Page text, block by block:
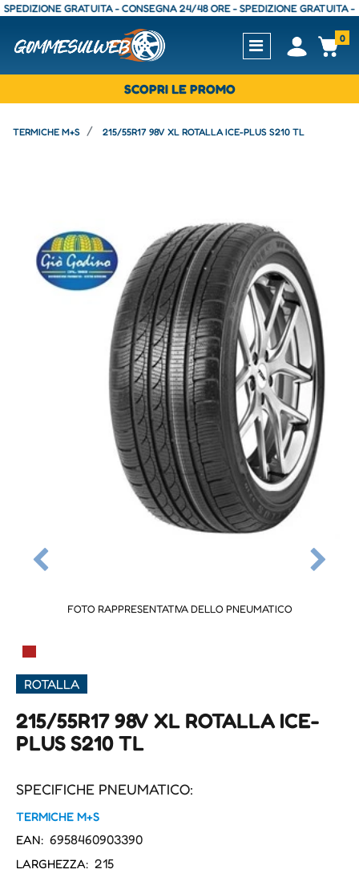
GRATUITA - CONSEGNA 24/48 ORE - SPEDIZIONE GRATUITA -
Open0
SCOPRI LE PROMO
TERMICHE M+S 215/55R17 98V XL ROTALLA ICE-PLUS S210 TL
FOTO RAPPRESENTATIVA DELLO PNEUMATICO
▀
ROTALLA
215/55R17 98V XL ROTALLA ICE-
PLUS S210 TL
SPECIFICHE PNEUMATICO:
TERMICHE M+S
EAN: 6958460903390
LARGHEZZA: 215